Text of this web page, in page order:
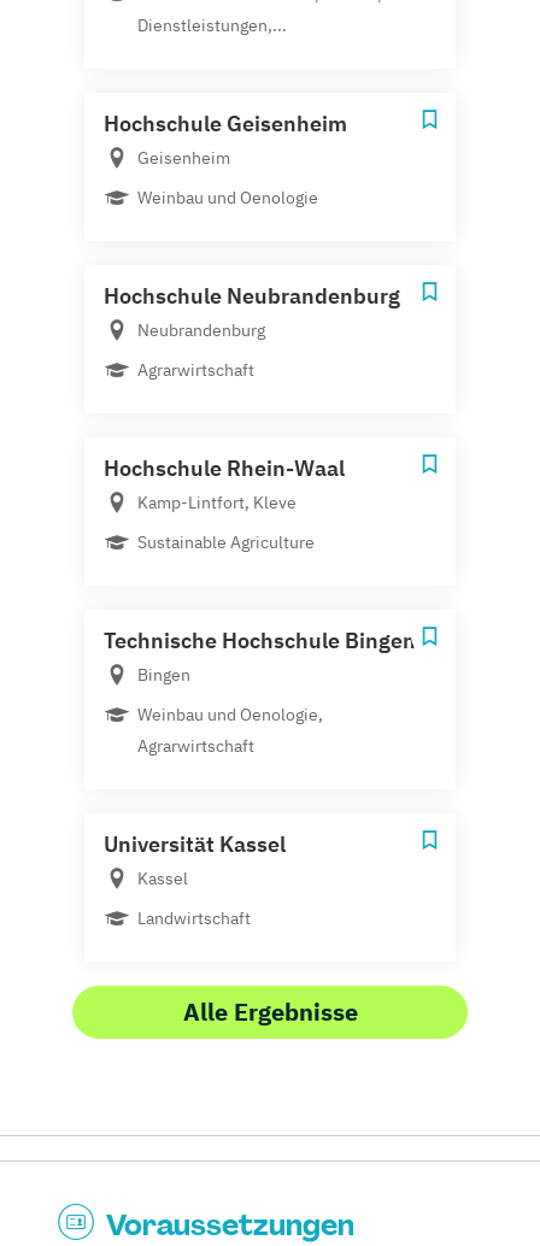
Dienstleistungen,...
Hochschule Geisenheim
Geisenheim
Weinbau und Oenologie
Hochschule Neubrandenburg
Neubrandenburg
Agrarwirtschaft
Hochschule Rhein-Waal
Kamp-Lintfort, Kleve
Sustainable Agriculture
Technische Hochschule Bingen
Bingen
Weinbau und Oenologie,
Agrarwirtschaft
Universität Kassel
Kassel
Landwirtschaft
Alle Ergebnisse
Voraussetzungen